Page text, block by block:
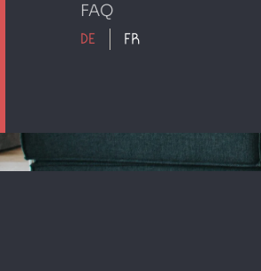
FAQ
DE FR